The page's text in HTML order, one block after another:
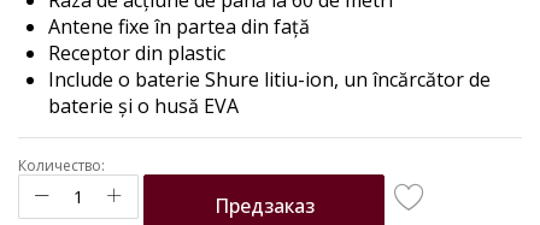
Antene fixe în partea din față
Receptor din plastic
Include o baterie Shure litiu-ion, un încărcător de
baterie și o husă EVA
Количество:
Предзаказ